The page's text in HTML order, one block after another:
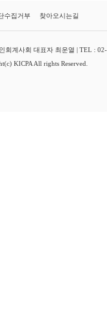
수집거부 찾아오시는길
회계사회 대표자 최운열 | TEL :
KICPA All rights Reserved.